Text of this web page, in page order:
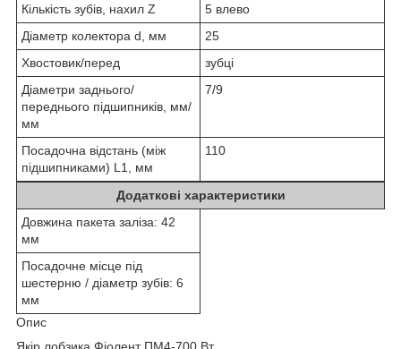
Кількість зубів, нахил Z
5 влево
Діаметр колектора d, мм
25
Хвостовик/перед
зубці
Діаметри заднього/
переднього підшипників, мм/
мм
7/9
Посадочна відстань (між
підшипниками) L1, мм
110
Додаткові характеристики
Довжина пакета заліза: 42
мм
Посадочне місце під
шестерню / діаметр зубів: 6
мм
Опис
Якір лобзика Фіолент ПМ4-700 Вт